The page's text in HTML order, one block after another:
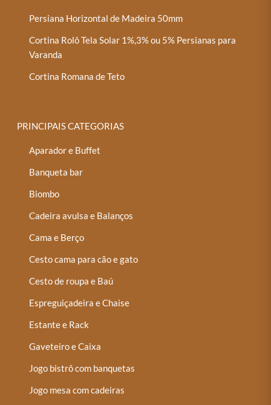
Persiana Horizontal de Madeira 50mm
Cortina Rolô Tela Solar 1%,3% ou 5% Persianas para
Varanda
Cortina Romana de Teto
PRINCIPAIS CATEGORIAS
Aparador e Buffet
Banqueta bar
Biombo
Cadeira avulsa e Balanços
Cama e Berço
Cesto cama para cão e gato
Cesto de roupa e Baú
Espreguiçadeira e Chaise
Estante e Rack
Gaveteiro e Caixa
Jogo bistrô com banquetas
Jogo mesa com cadeiras